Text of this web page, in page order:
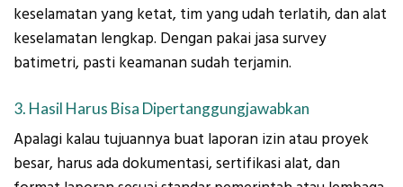
keselamatan yang ketat, tim yang udah terlatih, dan alat
keselamatan lengkap. Dengan pakai jasa survey
batimetri, pasti keamanan sudah terjamin.
3. Hasil Harus Bisa Dipertanggungjawabkan
Apalagi kalau tujuannya buat laporan izin atau proyek
besar, harus ada dokumentasi, sertifikasi alat, dan